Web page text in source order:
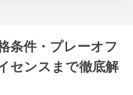
条件・プレーオフ
センスまで徹底解